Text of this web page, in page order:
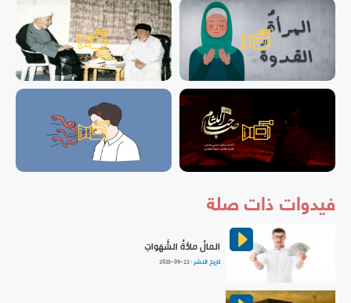
فيدوات ذات صلة
المالُ مادَّةُ الشَّهَواتِ
تاريخ النشر :2023-09-22